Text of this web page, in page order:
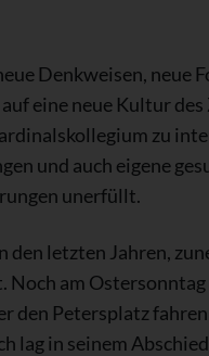
Denkweisen, neue
eine neue Kultur
zu
und auch eigene
unerfüllt.
letzten Jahren,
am
den Petersplatz
in seinem